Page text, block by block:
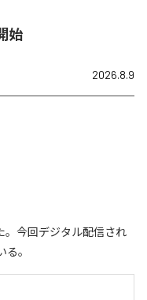
始
2026.8.9
。今回デジタル配信され
る。